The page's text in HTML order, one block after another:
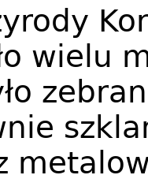
wielu